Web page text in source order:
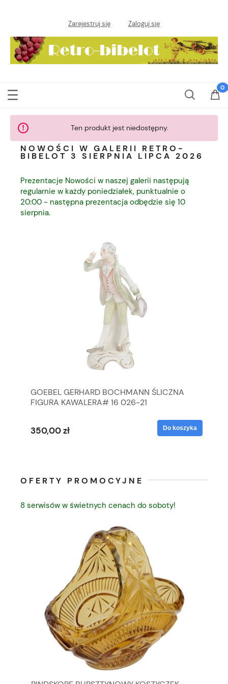
Zarejestruj się Zaloguj się
Ten produkt jest niedostępny.
NOWOŚCI W GALERII RETRO-
BIBELOT 3 SIERPNIA LIPCA 2026
Prezentacje Nowości w naszej galerii następują
regularnie w każdy poniedziałek, punktualnie o
20:00 - następna prezentacja odbędzie się 10
sierpnia.
GOEBEL GERHARD BOCHMANN ŚLICZNA
FIGURA KAWALERA# 16 026-21
350,00 zł Do koszyka
OFERTY PROMOCYJNE
8 serwisów w świetnych cenach do soboty!